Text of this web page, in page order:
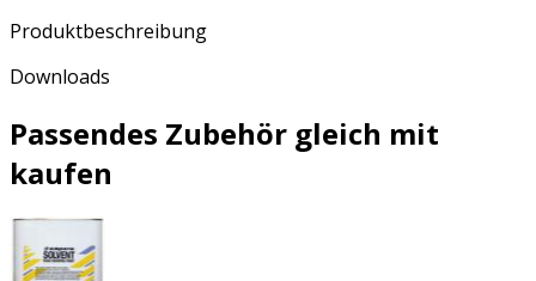
Produktbeschreibung
Downloads
Passendes Zubehör gleich mit
kaufen